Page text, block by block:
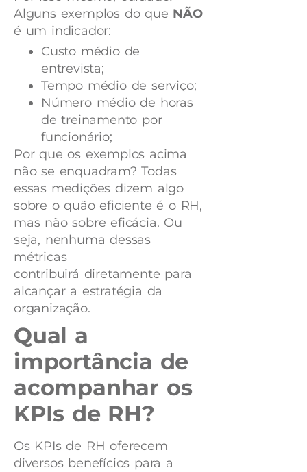
Alguns exemplos do que NÃO
é um indicador:
Custo médio de
entrevista;
Tempo médio de serviço;
Número médio de horas
de treinamento por
funcionário;
Por que os exemplos acima
não se enquadram? Todas
essas medições dizem algo
sobre o quão eficiente é o RH,
mas não sobre eficácia. Ou
seja, nenhuma dessas
métricas
contribuirá diretamente para
alcançar a estratégia da
organização.
Qual a
importância de
acompanhar os
KPIs de RH?
Os KPIs de RH oferecem
diversos benefícios para a